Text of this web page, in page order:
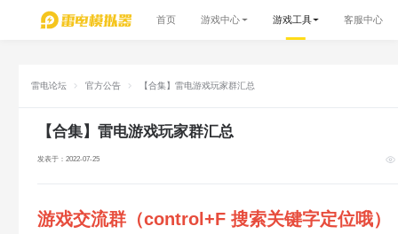
首页 游戏中心 游戏工具 客服中心
雷电论坛 官方公告 【合集】雷电游戏玩家群汇总
【合集】雷电游戏玩家群汇总
发表于：2022-07-25
游戏交流群（control+F 搜索关键字定位哦）